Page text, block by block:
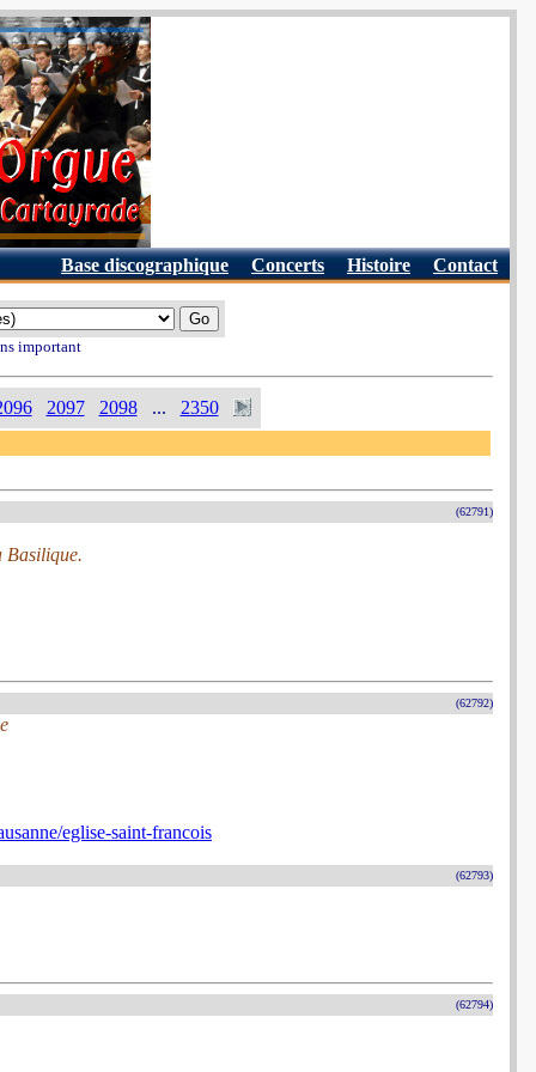
Base discographique Concerts Histoire Contact
important
2097 2098 ... 2350
(62791)
Basilique.
(62792)
eglise-saint-francois
(62793)
(62794)